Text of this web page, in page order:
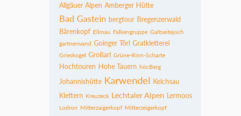
Allgäuer Alpen Amberger Hütte
Bad Gastein bergtour Bregenzerwald
Bärenkopf Ellmau Falkengruppe Galtseitejoch
gartnerwand Goinger Törl Gratkletterei
Grieskogel Großarl Grüne-Rinn-Scharte
Hochtouren Hohe Tauern höcBerg
Johannishütte Karwendel Kelchsau
Klettern Kreuzeck Lechtaler Alpen Lermoos
Lodron Mitterzaigerkopf Mitterzeigerkopf